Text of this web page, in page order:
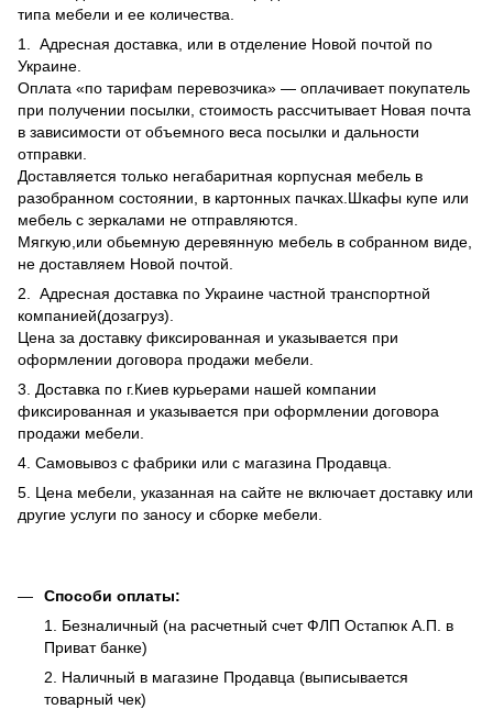
типа мебели и ее количества.
1. Адресная доставка, или в отделение Новой почтой по
Украине.
Оплата «по тарифам перевозчика» — оплачивает покупатель
при получении посылки, стоимость рассчитывает Новая почта
в зависимости от объемного веса посылки и дальности
отправки.
Доставляется только негабаритная корпусная мебель в
разобранном состоянии, в картонных пачках.Шкафы купе или
мебель с зеркалами не отправляются.
Мягкую,или обьемную деревянную мебель в собранном виде,
не доставляем Новой почтой.
2. Адресная доставка по Украине частной транспортной
компанией(дозагруз).
Цена за доставку фиксированная и указывается при
оформлении договора продажи мебели.
3. Доставка по г.Киев курьерами нашей компании
фиксированная и указывается при оформлении договора
продажи мебели.
4. Самовывоз с фабрики или с магазина Продавца.
5. Цена мебели, указанная на сайте не включает доставку или
другие услуги по заносу и сборке мебели.
Способи оплаты:
1. Безналичный (на расчетный счет ФЛП Остапюк А.П. в
Приват банке)
2. Наличный в магазине Продавца (выписывается
товарный чек)